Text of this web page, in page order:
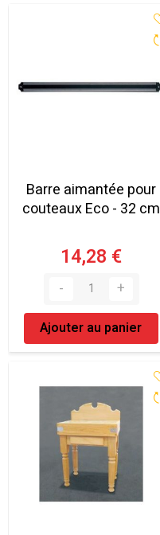
Barre aimantée pour
couteaux Eco - 32 cm
14,28 €
Ajouter au panier